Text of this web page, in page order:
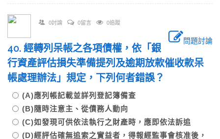
0討論 0留言 0追蹤
問題討論
40. 經轉列呆帳之各項債權，依「銀
行資產評估損失準備提列及逾期放款催收款呆
帳處理辦法」規定，下列何者錯誤？
(A)應列帳記載並詳列登記簿備查
(B)隨時注意主、從債務人動向
(C)如發現可供依法執行之財產時，應即依法訴追
(D)經評估確無追索之實益者，得報經監事會核准後，